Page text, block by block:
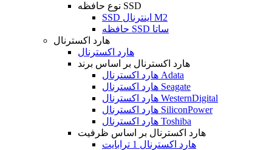
نوع حافظه SSD
SSD اینترنال M2
حافظه SSD ساتا
هارد اکسترنال
هارد اکسترنال
هارد اکسترنال بر اساس برند
هارد اکسترنال Adata
هارد اکسترنال Seagate
هارد اکسترنال WesternDigital
هارد اکسترنال SiliconPower
هارد اکسترنال Toshiba
هارد اکسترنال بر اساس ظرفیت
هارد اکسترنال 1 ترابایت